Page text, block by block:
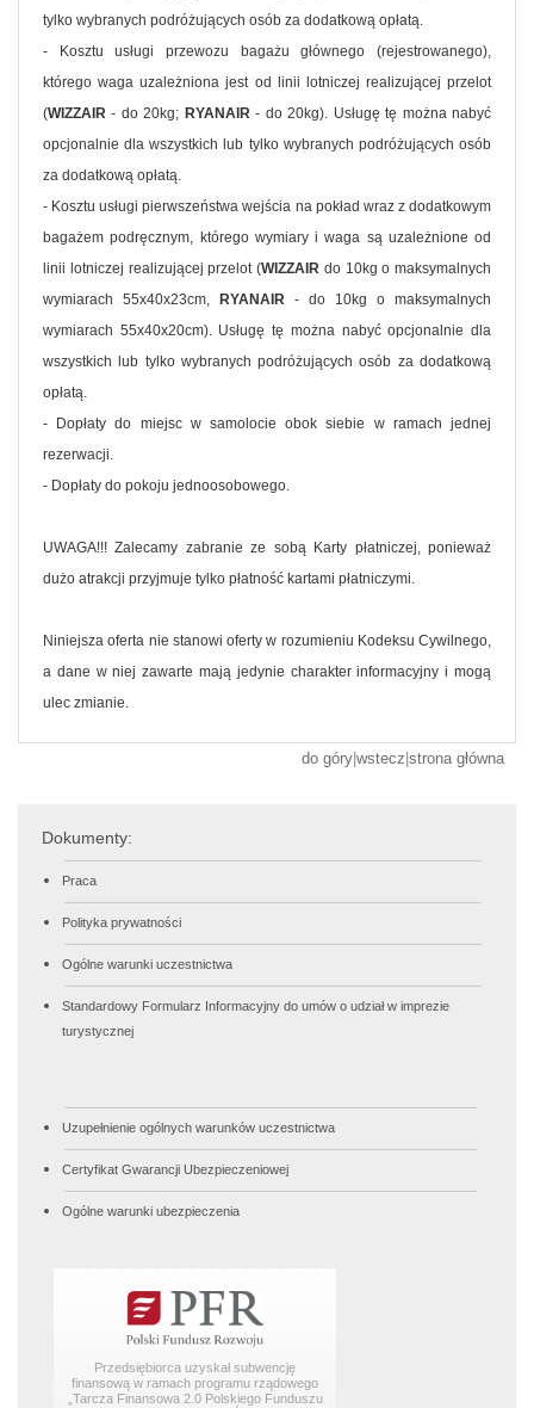
tylko wybranych podróżujących osób za dodatkową opłatą.
- Kosztu usługi przewozu bagażu głównego (rejestrowanego),
którego waga uzależniona jest od linii lotniczej realizującej przelot
(WIZZAIR - do 20kg; RYANAIR- do 20kg). Usługę tę można nabyć
opcjonalnie dla wszystkich lub tylko wybranych podróżujących osób
za dodatkową opłatą.
- Kosztu usługi pierwszeństwa wejścia na pokład wraz z dodatkowym
bagażem podręcznym, którego wymiary i waga są uzależnione od
linii lotniczej realizującej przelot (WIZZAIR do 10kg o maksymalnych
wymiarach 55x40x23cm,
RYANAIR - do 10kg o maksymalnych
wymiarach 55x40x20cm). Usługę tę można nabyć opcjonalnie dla
wszystkich lub tylko wybranych podróżujących osób za dodatkową
opłatą.
- Dopłaty do miejsc w samolocie obok siebie w ramach jednej
rezerwacji.
- Dopłaty do pokoju jednoosobowego.
UWAGA!!! Zalecamy zabranie ze sobą Karty płatniczej, ponieważ
dużo atrakcji przyjmuje tylko płatność kartami płatniczymi.
Niniejsza oferta nie stanowi oferty w rozumieniu Kodeksu Cywilnego,
a dane w niej zawarte mają jedynie charakter informacyjny i mogą
ulec zmianie.
do góry wstecz strona główna
Dokumenty:
Praca
Polityka prywatności
Ogólne warunki uczestnictwa
Standardowy Formularz Informacyjny do umów o udział w imprezie
turystycznej
Uzupełnienie ogólnych warunków uczestnictwa
Certyfikat Gwarancji Ubezpieczeniowej
Ogólne warunki ubezpieczenia
Przedsiębiorca uzyskał subwencję
finansową w ramach programu rządowego
„Tarcza Finansowa 2.0 Polskiego Funduszu